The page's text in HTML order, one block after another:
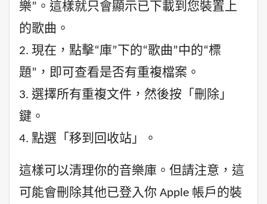
樂”。這樣就只會顯示已下載到您裝置上
的歌曲。
2. 現在，點擊“庫”下的“歌曲”中的“標
題”，即可查看是否有重複檔案。
3. 選擇所有重複文件，然後按「刪除」
鍵。
4. 點選「移到回收站」。
這樣可以清理你的音樂庫。但請注意，這
可能會刪除其他已登入你 Apple 帳戶的裝